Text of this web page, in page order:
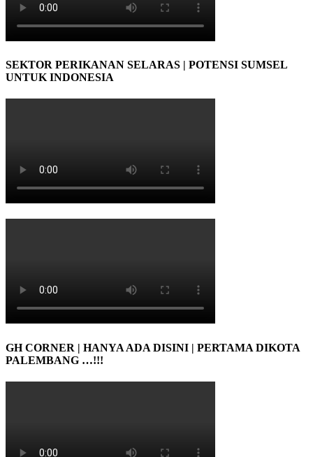
SEKTOR PERIKANAN SELARAS | POTENSI SUMSEL
UNTUK INDONESIA
GH CORNER | HANYA ADA DISINI | PERTAMA DIKOTA
PALEMBANG …!!!